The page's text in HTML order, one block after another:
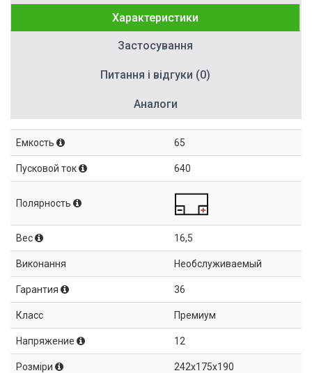
Характеристики
Застосування
Питання і відгуки (0)
Аналоги
Емкость 65
Пусковой ток 640
Полярность
Вес 16,5
Виконання Необслуживаемый
Гарантия 36
Класс Премиум
Напряжение 12
Розміри 242x175x190